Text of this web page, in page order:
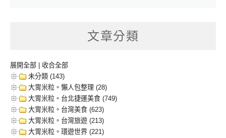
文章分類
展開全部
收合全部
未分類 (143)
大胃米粒。懶人包整理 (28)
大胃米粒。台北捷運美食 (749)
大胃米粒。台灣美食 (623)
大胃米粒。台灣旅遊 (213)
大胃米粒。環遊世界 (221)